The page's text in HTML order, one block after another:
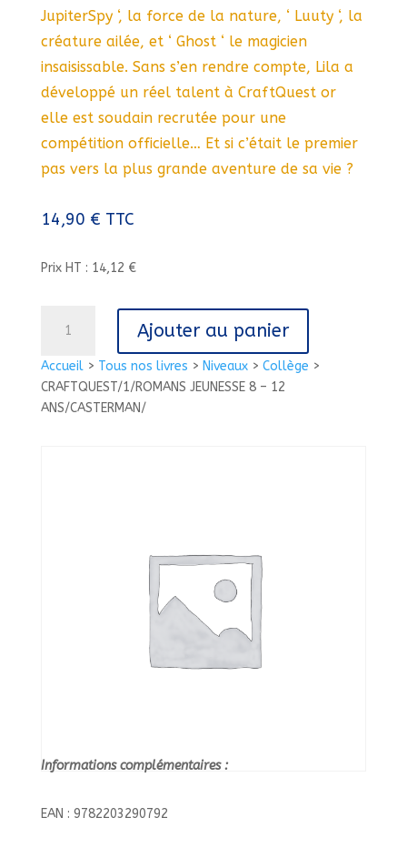
Accueil> Tous nos livres > Niveaux> Collège >
CRAFTQUEST/1/ROMANS JEUNESSE 8 – 12
ANS/CASTERMAN/
JupiterSpy ‘, la force de la nature, ‘ Luuty ‘, la
créature ailée, et ‘ Ghost ‘ le magicien
insaisissable. Sans s’en rendre compte, Lila a
développé un réel talent à CraftQuest or
elle est soudain recrutée pour une
compétition officielle… Et si c’était le premier
pas vers la plus grande aventure de sa vie ?
14,90 € TTC
Prix HT : 14,12 €
CRAFTQUEST/1/ROMANS
JEUNESSE
8
Ajouter au panier
Informations complémentaires :
EAN : 9782203290792